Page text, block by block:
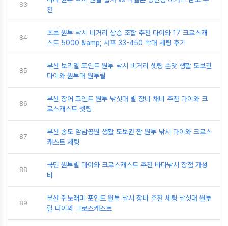
83
천
84
초보 원투 낚시 비거리 상승 조합 추천 다이와 17 크로스캐
스트 5000 &amp; 서프 33-450 빡대 세팅 후기
85
부산 보리멸 포인트 원투 낚시 비거리 셋팅 손맛 생활 도보권
다이와 원투대 원투릴
86
부산 장어 포인트 원투 낚싯대 릴 장비 채비 추천 다이와 크
로스캐스트 셋팅
87
부산 송도 암남공원 생활 도보권 짬 원투 낚시 다이와 크로스
캐스트 세팅
88
국민 원투릴 다이와 크로스캐스트 추천 바다낚시 장점 가성
비
89
부산 쥐노래미 포인트 원투 낚시 장비 추천 세팅 낚싯대 원투
릴 다이와 크로스캐스트